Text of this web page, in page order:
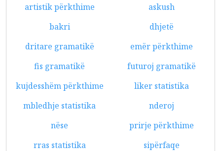
artistik përkthime
askush
bakri
dhjetë
dritare gramatikë
emër përkthime
fis gramatikë
futuroj gramatikë
kujdesshëm përkthime
liker statistika
mbledhje statistika
nderoj
nëse
prirje përkthime
rras statistika
sipërfaqe